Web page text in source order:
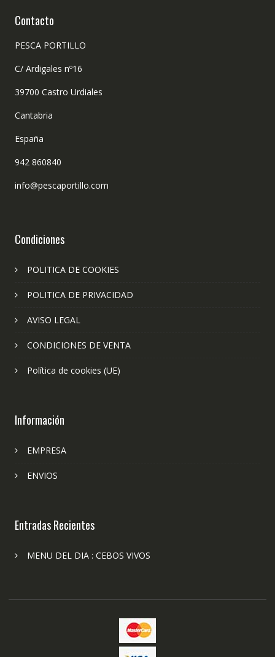
Contacto
PESCA PORTILLO
C/ Ardigales nº16
39700 Castro Urdiales
Cantabria
España
942 860840
info@pescaportillo.com
Condiciones
POLITICA DE COOKIES
POLITICA DE PRIVACIDAD
AVISO LEGAL
CONDICIONES DE VENTA
Política de cookies (UE)
Información
EMPRESA
ENVIOS
Entradas Recientes
MENU DEL DIA : CEBOS VIVOS